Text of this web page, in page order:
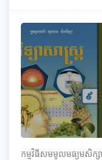
កម្មវិធី​សមមូល​មធ្យម​សិក្សា​